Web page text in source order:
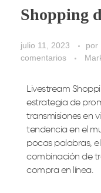
Shopping
julio 11, 2023 por
comentarios
Livestream
estrategia de
transmisiones en
tendencia en el
pocas palabras,
combinación de
compra en línea.